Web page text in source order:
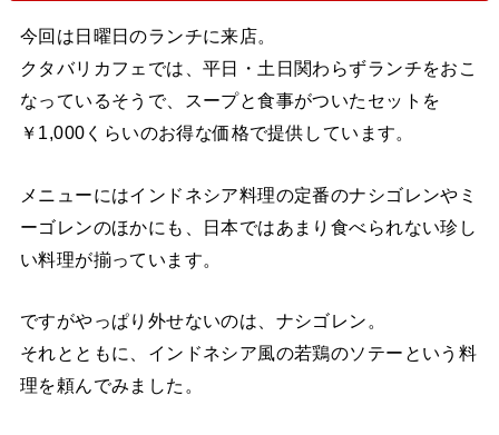
今回は日曜日のランチに来店。
クタバリカフェでは、平日・土日関わらずランチをおこ
なっているそうで、スープと食事がついたセットを
￥1,000くらいのお得な価格で提供しています。
メニューにはインドネシア料理の定番のナシゴレンやミ
ーゴレンのほかにも、日本ではあまり食べられない珍し
い料理が揃っています。
ですがやっぱり外せないのは、ナシゴレン。
それとともに、インドネシア風の若鶏のソテーという料
理を頼んでみました。